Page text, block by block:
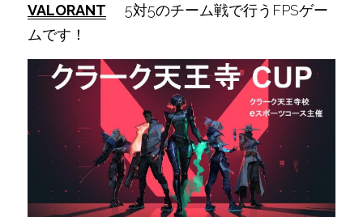
VALORANT 5対5のチーム戦で行うFPSゲー
ムです！